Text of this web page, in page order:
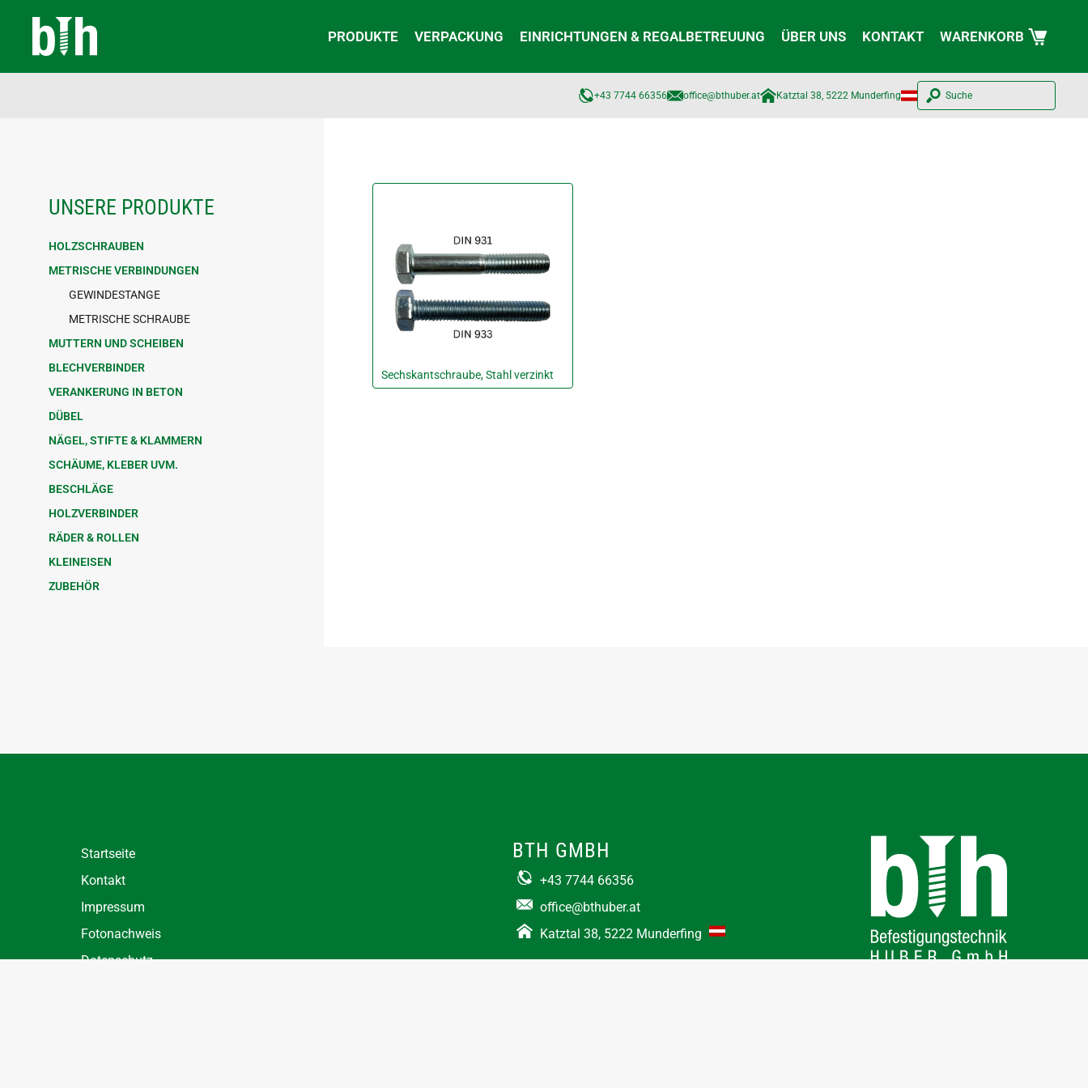
PRODUKTE VERPACKUNG EINRICHTUNGEN & REGALBETREUUNG ÜBER UNS KONTAKT WARENKORB
+43 7744 66356 office@bthuber.at​ Katztal 38, 5222 Munderfing Suche
UNSERE PRODUKTE
HOLZSCHRAUBEN
METRISCHE VERBINDUNGEN
GEWINDESTANGE
METRISCHE SCHRAUBE
MUTTERN UND SCHEIBEN
BLECHVERBINDER
VERANKERUNG IN BETON
DÜBEL
NÄGEL, STIFTE & KLAMMERN
SCHÄUME, KLEBER UVM.
BESCHLÄGE
HOLZVERBINDER
RÄDER & ROLLEN
KLEINEISEN
ZUBEHÖR
Sechskantschraube, Stahl verzinkt
Startseite
Kontakt
Impressum
Fotonachweis
Datenschutz
BTH GMBH
+43 7744 66356
office@bthuber.at​
Katztal 38, 5222 Munderfing